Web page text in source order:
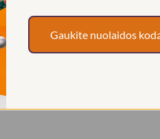
Gaukite nuolaidos